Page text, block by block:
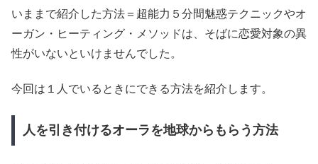
いままで紹介した方法＝超能力５分間魅惑テクニックやオ
ーガン・ヒーティング・メソッドは、そばに恋愛対象の異
性がいないといけませんでした。
今回は１人でいるときにできる方法を紹介します。
人を引き付けるオーラを地球からもらう方法